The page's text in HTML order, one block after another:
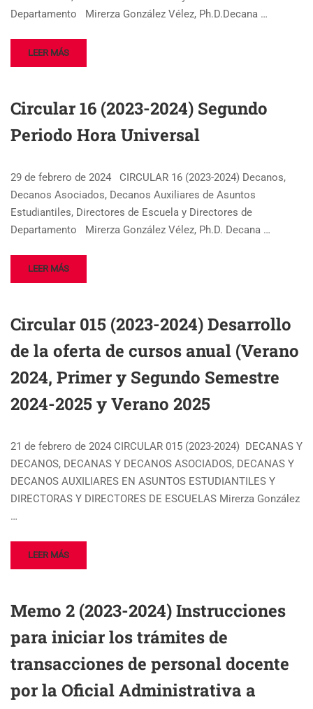
Departamento Mirerza González Vélez, Ph.D.Decana …
LEER MÁS
Circular 16 (2023-2024) Segundo
Periodo Hora Universal
29 de febrero de 2024 CIRCULAR 16 (2023-2024) Decanos,
Decanos Asociados, Decanos Auxiliares de Asuntos
Estudiantiles, Directores de Escuela y Directores de
Departamento Mirerza González Vélez, Ph.D. Decana …
LEER MÁS
Circular 015 (2023-2024) Desarrollo
de la oferta de cursos anual (Verano
2024, Primer y Segundo Semestre
2024-2025 y Verano 2025
21 de febrero de 2024 CIRCULAR 015 (2023-2024) DECANAS Y
DECANOS, DECANAS Y DECANOS ASOCIADOS, DECANAS Y
DECANOS AUXILIARES EN ASUNTOS ESTUDIANTILES Y
DIRECTORAS Y DIRECTORES DE ESCUELAS Mirerza González
…
LEER MÁS
Memo 2 (2023-2024) Instrucciones
para iniciar los trámites de
transacciones de personal docente
por la Oficial Administrativa a